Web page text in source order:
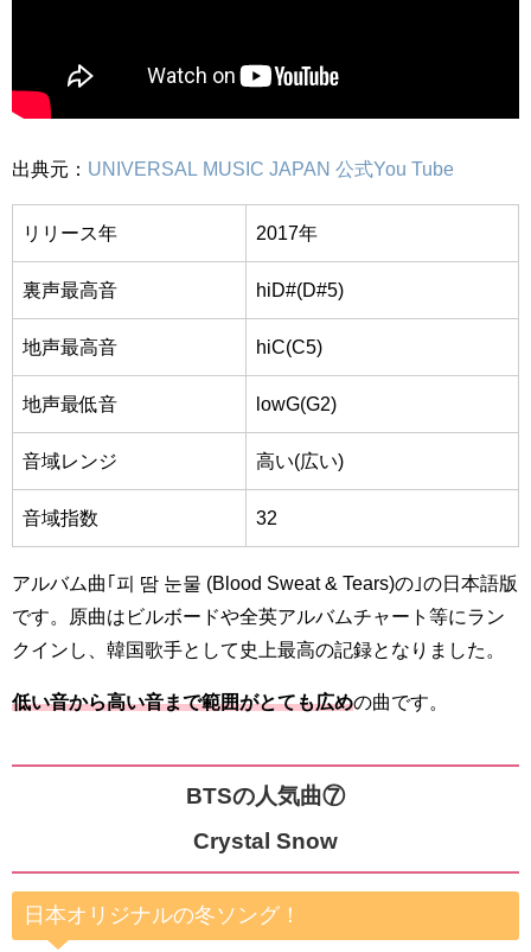
出典元： UNIVERSAL MUSIC JAPAN 公式You Tube
リリース年 2017年
裏声最高音 hiD#(D#5)
地声最高音 hiC(C5)
地声最低音 lowG(G2)
音域レンジ 高い(広い)
音域指数 32
アルバム曲｢피 땀 눈물 (Blood Sweat & Tears)の｣の日本語版
です。原曲はビルボードや全英アルバムチャート等にラン
クインし、韓国歌手として史上最高の記録となりました。
低い音から高い音まで範囲がとても広めの曲です。
BTSの人気曲⑦
Crystal Snow
日本オリジナルの冬ソング！